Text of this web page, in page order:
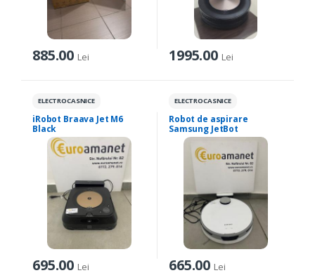
885.00 Lei 1995.00 Lei
ELECTROCASNICE
iRobot Braava Jet M6
Black
695.00 Lei
ELECTROCASNICE
Robot de aspirare
Samsung JetBot
665.00 Lei